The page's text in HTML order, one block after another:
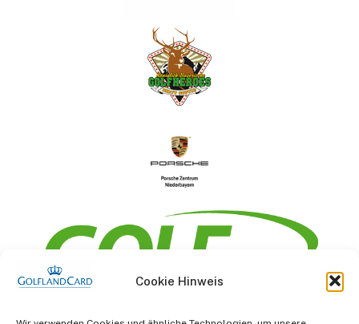
Cookie Hinweis